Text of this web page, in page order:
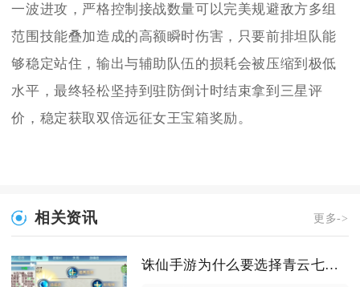
一波进攻，严格控制接战数量可以完美规避敌方多组
范围技能叠加造成的高额瞬时伤害，只要前排坦队能
够稳定站住，输出与辅助队伍的损耗会被压缩到极低
水平，最终轻松坚持到驻防倒计时结束拿到三星评
价，稳定获取双倍远征女王宝箱奖励。
相关资讯 更多->
诛仙手游为什么要选择青云七劫循环技能